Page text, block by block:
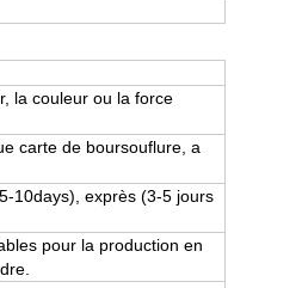
la couleur ou la force
carte de boursouflure, a
10days), exprès (3-5 jours
pour la production en